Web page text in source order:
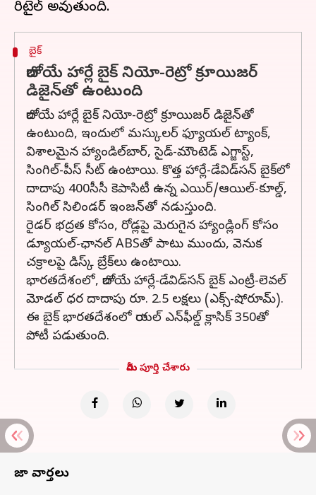
బైక్
రాబోయే హార్లే బైక్ నియో-రెట్రో క్రూయిజర్
డిజైన్‌తో ఉంటుంది
రాబోయే హార్లే బైక్ నియో-రెట్రో క్రూయిజర్ డిజైన్‌తో
ఉంటుంది, ఇందులో మస్కులర్ ఫ్యూయల్ ట్యాంక్,
విశాలమైన హ్యాండిల్‌బార్, సైడ్-మౌంటెడ్ ఎగ్జాస్ట్,
సింగిల్-పీస్ సీట్ ఉంటాయి. కొత్త హార్లే-డేవిడ్‌సన్ బైక్‌లో
దాదాపు 400సీసీ కెపాసిటీ ఉన్న ఎయిర్/ఆయిల్-కూల్డ్,
సింగిల్ సిలిండర్ ఇంజన్‌తో నడుస్తుంది.
రైడర్ భద్రత కోసం, రోడ్లపై మెరుగైన హ్యాండ్లింగ్ కోసం
డ్యూయల్-ఛానల్ ABSతో పాటు ముందు, వెనుక
చక్రాలపై డిస్క్ బ్రేక్‌లు ఉంటాయి.
భారతదేశంలో, రాబోయే హార్లే-డేవిడ్‌సన్ బైక్ ఎంట్రీ-లెవల్
మోడల్‌ ధర దాదాపు రూ. 2.5 లక్షలు (ఎక్స్-షోరూమ్).
ఈ బైక్ భారతదేశంలో రాయల్ ఎన్‌ఫీల్డ్ క్లాసిక్ 350తో
పోటీ పడుతుంది.
మీరు పూర్తి చేశారు
తాజా వార్తలు